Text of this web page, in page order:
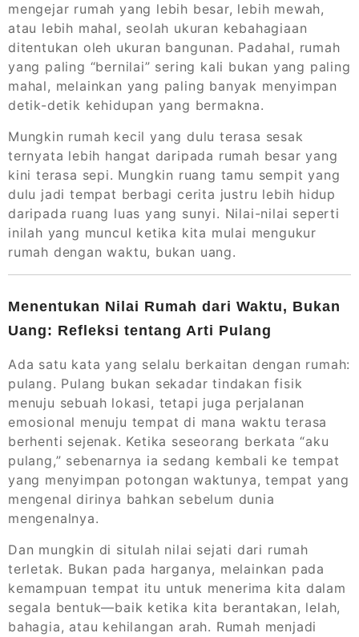
mengejar rumah yang lebih besar, lebih mewah,
atau lebih mahal, seolah ukuran kebahagiaan
ditentukan oleh ukuran bangunan. Padahal, rumah
yang paling “bernilai” sering kali bukan yang paling
mahal, melainkan yang paling banyak menyimpan
detik-detik kehidupan yang bermakna.
Mungkin rumah kecil yang dulu terasa sesak
ternyata lebih hangat daripada rumah besar yang
kini terasa sepi. Mungkin ruang tamu sempit yang
dulu jadi tempat berbagi cerita justru lebih hidup
daripada ruang luas yang sunyi. Nilai-nilai seperti
inilah yang muncul ketika kita mulai mengukur
rumah dengan waktu, bukan uang.
Menentukan Nilai Rumah dari Waktu, Bukan
Uang: Refleksi tentang Arti Pulang
Ada satu kata yang selalu berkaitan dengan rumah:
pulang. Pulang bukan sekadar tindakan fisik
menuju sebuah lokasi, tetapi juga perjalanan
emosional menuju tempat di mana waktu terasa
berhenti sejenak. Ketika seseorang berkata “aku
pulang,” sebenarnya ia sedang kembali ke tempat
yang menyimpan potongan waktunya, tempat yang
mengenal dirinya bahkan sebelum dunia
mengenalnya.
Dan mungkin di situlah nilai sejati dari rumah
terletak. Bukan pada harganya, melainkan pada
kemampuan tempat itu untuk menerima kita dalam
segala bentuk—baik ketika kita berantakan, lelah,
bahagia, atau kehilangan arah. Rumah menjadi